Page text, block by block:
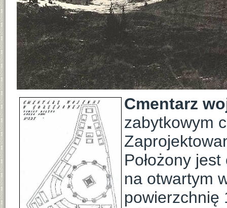
Cmentarz
zabytkowym
Położony
na otwartym
powierzchnię